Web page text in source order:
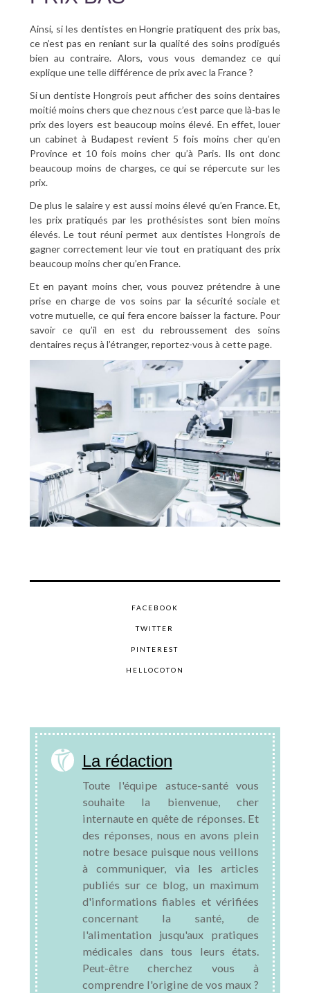
Ainsi, si les dentistes en Hongrie pratiquent des prix bas,
ce n’est pas en reniant sur la qualité des soins prodigués
bien au contraire. Alors, vous vous demandez ce qui
explique une telle différence de prix avec la France ?
Si un dentiste Hongrois peut afficher des soins dentaires
moitié moins chers que chez nous c’est parce que là-bas le
prix des loyers est beaucoup moins élevé. En effet, louer
un cabinet à Budapest revient 5 fois moins cher qu’en
Province et 10 fois moins cher qu’à Paris. Ils ont donc
beaucoup moins de charges, ce qui se répercute sur les
prix.
De plus le salaire y est aussi moins élevé qu’en France. Et,
les prix pratiqués par les prothésistes sont bien moins
élevés. Le tout réuni permet aux dentistes Hongrois de
gagner correctement leur vie tout en pratiquant des prix
beaucoup moins cher qu’en France.
Et en payant moins cher, vous pouvez prétendre à une
prise en charge de vos soins par la sécurité sociale et
votre mutuelle, ce qui fera encore baisser la facture. Pour
savoir ce qu’il en est du rebroussement des soins
dentaires reçus à l’étranger, reportez-vous à cette page.
FACEBOOK
TWITTER
PINTEREST
HELLOCOTON
La rédaction
Toute l'équipe astuce-santé vous
souhaite la bienvenue, cher
internaute en quête de réponses. Et
des réponses, nous en avons plein
notre besace puisque nous veillons
à communiquer, via les articles
publiés sur ce blog, un maximum
d'informations fiables et vérifiées
concernant la santé, de
l'alimentation jusqu'aux pratiques
médicales dans tous leurs états.
Peut-être cherchez vous à
comprendre l'origine de vos maux ?